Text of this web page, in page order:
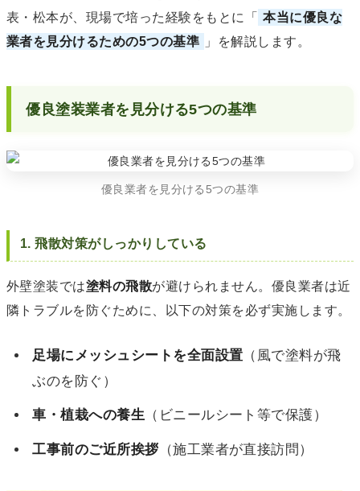
表・松本が、現場で培った経験をもとに「
本当に優良な
業者を見分けるための5つの基準
」を解説します。
優良塗装業者を見分ける5つの基準
優良業者を見分ける5つの基準
1. 飛散対策がしっかりしている
外壁塗装では塗料の飛散が避けられません。優良業者は近
隣トラブルを防ぐために、以下の対策を必ず実施します。
足場にメッシュシートを全面設置 （風で塗料が飛
ぶのを防ぐ）
車・植栽への養生 （ビニールシート等で保護）
工事前のご近所挨拶（施工業者が直接訪問）